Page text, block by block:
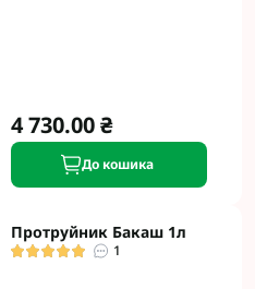
4 730.00 ₴
До кошика
Протруйник Бакаш 1л
1